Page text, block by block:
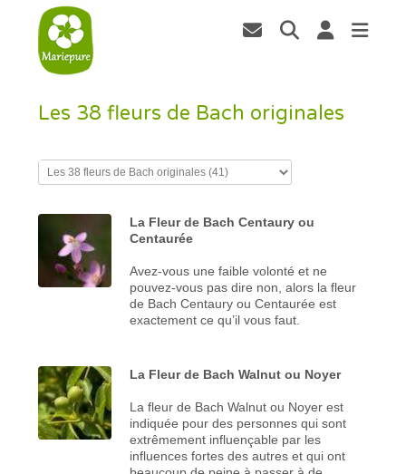
Les 38 fleurs de Bach originales
La Fleur de Bach Centaury ou
Centaurée
Avez-vous une faible volonté et ne
pouvez-vous pas dire non, alors la fleur
de Bach Centaury ou Centaurée est
exactement ce qu’il vous faut.
La Fleur de Bach Walnut ou Noyer
La fleur de Bach Walnut ou Noyer est
indiquée pour des personnes qui sont
extrêmement influençable par les
influences fortes des autres et qui ont